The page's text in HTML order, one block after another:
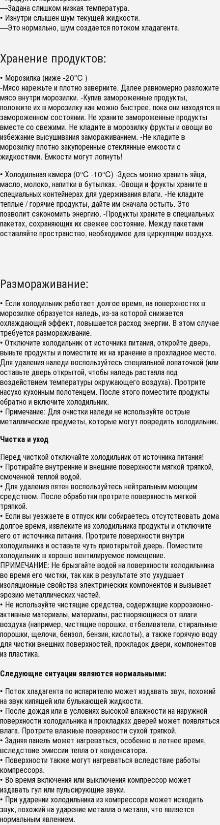
—Задана слишком низкая температура.
• Изнутри слышен шум текущей жидкости.
—Это нормально, шум создается потоком хладагента.
Хранение продуктов:
• Морозилка (ниже -20"C )
-Мясо нарежьте и плотно заверните. Далее равномерно разложите
мясо внутри морозилки. -Купив замороженные продукты,
положите их в морозилку как можно быстрее, пока они находятся в
замороженном состоянии. Не храните замороженные продукты
вместе со свежими. Не кладите в морозилку фрукты и овощи во
избежание высушивания замораживанием. -Не кладите в
морозилку плотно закупоренные стеклянные емкости с
жидкостями. Емкости могут лопнуть!
• Холодильная камера (0°C -10°C) -Здесь можно хранить яйца,
масло, молоко, напитки в бутылках. -Овощи и фрукты храните в
специальных контейнерах для удерживания влаги. -Не кладите
теплые / горячие продукты, дайте им сначала остыть. Это
позволит сэкономить энергию. -Продукты храните в специальных
пакетах, сохраняющих их свежее состояние. Между пакетами
оставляйте пространство, необходимое для циркуляции воздуха.
Размораживание:
• Если холодильник работает долгое время, на поверхностях в
морозилке образуется наледь, из-за которой снижается
охлаждающий эффект, повышается расход энергии. В этом случае
требуется размораживание.
• Отключите холодильник от источника питания, откройте дверь,
выньте продукты и поместите их на хранение в прохладное место.
Для удаления наледи воспользуйтесь специальной лопаточкой (или
оставьте дверь открытой, чтобы наледь растаяла под
воздействием температуры окружающего воздуха). Протрите
насухо кухонным полотенцем. После этого поместите продукты
обратно и включите холодильник.
• Примечание: Для очистки наледи не используйте острые
металлические предметы, которые могут повредить холодильник.
Чистка и уход
Перед чисткой отключайте холодильник от источника питания!
• Протирайте внутренние и внешние поверхности мягкой тряпкой,
смоченной теплой водой.
• Для удаления пятен воспользуйтесь нейтральным моющим
средством. После обработки протрите поверхность мягкой
тряпкой.
• Если вы уезжаете в отпуск или собираетесь отсутствовать дома
долгое время, извлеките из холодильника продукты и отключите
его от источника питания. Протрите поверхности внутри
холодильника и оставьте чуть приоткрытой дверь. Поместите
холодильник в хорошо вентилируемое помещение.
ПРИМЕЧАНИЕ: Не брызгайте водой на поверхности холодильника
во время его чистки, так как в результате это ухудшает
изоляционные свойства электрических компонентов и вызывает
эрозию металлических частей.
• Не используйте чистящие средства, содержащие коррозионно-
активные материалы, материалы, растворяющиеся от влаги
воздуха (например, чистящие порошки, отбеливатели, стиральные
порошки, щелочи, бензол, бензин, кислоты), а также горячую воду
для чистки внешних поверхностей, прокладок двери, компонентов
из пластика.
Следующие ситуации являются нормальными:
• Поток хладагента по испарителю может издавать звук, похожий
на звук кипящей или булькающей жидкости.
• После дождя или в условиях высокой влажности на наружной
поверхности холодильника и прокладках дверей может появляться
влага. Протрите влажные поверхности сухой тряпкой.
• Задняя панель может нагреваться, особенно в летнее время,
вследствие эмиссии тепла от конденсатора.
• Поверхности также могут нагреваться вследствие работы
компрессора.
• Во время включения или выключения компрессор может
издавать гул или пульсирующие звуки.
• При ударении холодильника из компрессора может исходить
звук, похожий на ударение металла о металл, что является
нормальным явлением.